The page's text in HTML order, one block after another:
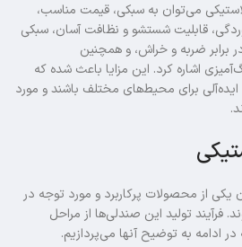
می‌توان به سبکی، قیمت مناسب،
قابلیت شستشو و نظافت آسان، سبکی
ضربه و خراش، و همچنین
اشاره کرد. این مزایا باعث شده که
برای محیط‌های مختلف باشند و مورد
یکی از محصولات پرکاربرد و مورد توجه در
تولید این صندلی‌ها از مراحل
به توضیح آنها می‌پردازیم.